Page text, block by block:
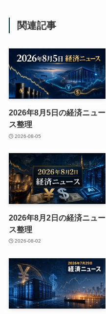
関連記事
2026年8月5日の経済ニュー
ス整理
2026-08-05
2026年8月2日の経済ニュー
ス整理
2026-08-02